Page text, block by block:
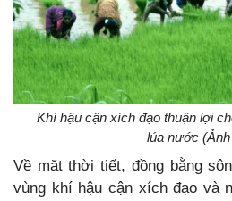
Khí hậu cận xích đạo thuận lợi
lúa nước (Ảnh
Về mặt thời tiết, đồng bằng
vùng khí hậu cận xích đạo và